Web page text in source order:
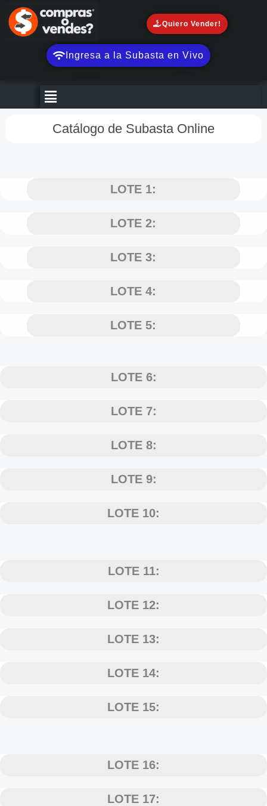
contenido
Quiero Vender!
Ingresa a la Subasta en Vivo
Menú
Catálogo de Subasta Online
LOTE 1:
LOTE 2:
LOTE 3:
LOTE 4:
LOTE 5:
LOTE 6:
LOTE 7:
LOTE 8:
LOTE 9:
LOTE 10:
LOTE 11:
LOTE 12:
LOTE 13:
LOTE 14:
LOTE 15:
LOTE 16:
LOTE 17: